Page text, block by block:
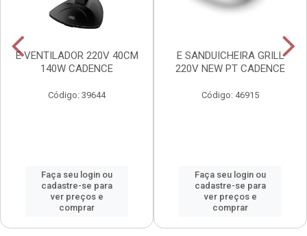
E VENTILADOR 220V 40CM
140W CADENCE
Código: 39644
Faça seu login ou
cadastre-se para
ver preços e
comprar
E SANDUICHEIRA GRILL
220V NEW PT CADENCE
Código: 46915
Faça seu login ou
cadastre-se para
ver preços e
comprar